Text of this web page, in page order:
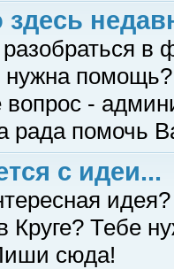
здесь
в
нужна помощь?
вопрос -
рада помочь
с идеи...
Круге? Тебе
сюда!